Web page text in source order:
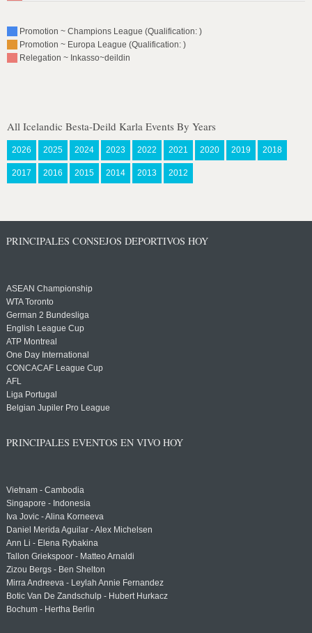
Promotion ~ Champions League (Qualification: )
Promotion ~ Europa League (Qualification: )
Relegation ~ Inkasso~deildin
All Icelandic Besta-Deild Karla Events By Years
2026 2025 2024 2023 2022 2021 2020 2019 2018
2017 2016 2015 2014 2013 2012
PRINCIPALES CONSEJOS DEPORTIVOS HOY
ASEAN Championship
WTA Toronto
German 2 Bundesliga
English League Cup
ATP Montreal
One Day International
CONCACAF League Cup
AFL
Liga Portugal
Belgian Jupiler Pro League
PRINCIPALES EVENTOS EN VIVO HOY
Vietnam - Cambodia
Singapore - Indonesia
Iva Jovic - Alina Korneeva
Daniel Merida Aguilar - Alex Michelsen
Ann Li - Elena Rybakina
Tallon Griekspoor - Matteo Arnaldi
Zizou Bergs - Ben Shelton
Mirra Andreeva - Leylah Annie Fernandez
Botic Van De Zandschulp - Hubert Hurkacz
Bochum - Hertha Berlin